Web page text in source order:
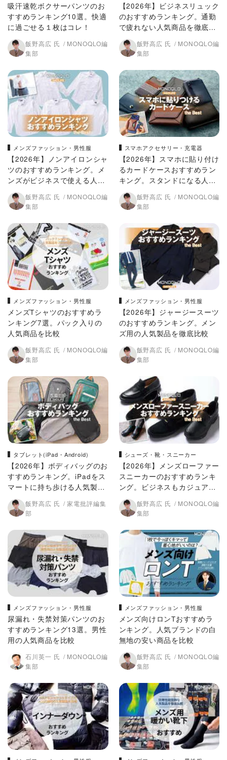
吸汗速乾ボクサーパンツのお
すすめランキング10選。快適
に過ごせる１枚はコレ！
飯野高広 氏
MONOQLO編
集部
【2026年】ビジネスリュック
のおすすめランキング。通勤
で疲れない人気商品を徹底比
較｜MONOQLO
飯野高広 氏
MONOQLO編
集部
メンズファッション・男性服
【2026年】ノンアイロンシャ
ツのおすすめランキング。メ
ンズがビジネスで使える人気
製品を徹底比較
飯野高広 氏
MONOQLO編
集部
スマホアクセサリー・充電器
【2026年】スマホに貼り付け
るカードケースおすすめラン
キング。スタンドになる人気
製品も比較
飯野高広 氏
MONOQLO編
集部
メンズファッション・男性服
メンズTシャツのおすすめラ
ンキング7選。パック入りの
人気商品を比較
飯野高広 氏
MONOQLO編
集部
メンズファッション・男性服
【2026年】ジャージースーツ
のおすすめランキング。メン
ズ用の人気製品を徹底比較
飯野高広 氏
MONOQLO編
集部
タブレット(iPad・Android)
【2026年】ボディバッグのお
すすめランキング。iPadをス
マートに持ち歩ける人気製品
を比較
飯野高広 氏
家電批評編集
部
シューズ・靴・スニーカー
【2026年】メンズローファー
スニーカーのおすすめランキ
ング。ビジネスもカジュアル
も叶うのは？ 人気製品を比較
飯野高広 氏
MONOQLO編
集部
メンズファッション・男性服
尿漏れ・失禁対策パンツのお
すすめランキング13選。男性
用の人気商品を比較
石川英一 氏
MONOQLO編
集部
メンズファッション・男性服
メンズ向けロンTおすすめラ
ンキング。人気ブランドの白
無地の安い商品を比較
飯野高広 氏
MONOQLO編
集部